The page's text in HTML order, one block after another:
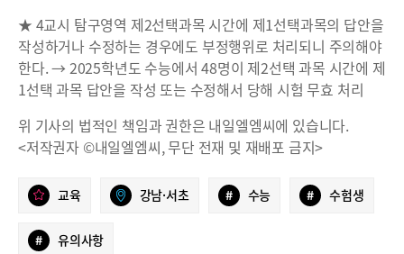
★ 4교시 탐구영역 제2선택과목 시간에 제1선택과목의 답안을
작성하거나 수정하는 경우에도 부정행위로 처리되니 주의해야
한다. → 2025학년도 수능에서 48명이 제2선택 과목 시간에 제
1선택 과목 답안을 작성 또는 수정해서 당해 시험 무효 처리
위 기사의 법적인 책임과 권한은 내일엘엠씨에 있습니다.
<저작권자 ©내일엘엠씨, 무단 전재 및 재배포 금지>
교육 강남·서초 # 수능 # 수험생
# 유의사항